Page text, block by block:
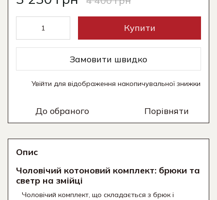
Купити
Замовити швидко
Увійти для відображення накопичувальної знижки
До обраного Порівняти
Опис
Чоловічий котоновий комплект: брюки та
светр на змійці
Чоловічий комплект, що складається з брюк і